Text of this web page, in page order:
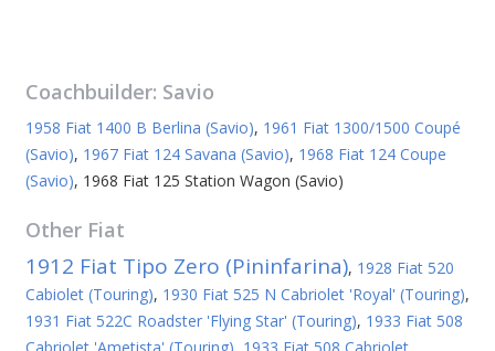
Coachbuilder: Savio
1958 Fiat 1400 B Berlina (Savio), 1961 Fiat 1300/1500 Coupé
(Savio), 1967 Fiat 124 Savana (Savio), 1968 Fiat 124 Coupe
(Savio), 1968 Fiat 125 Station Wagon (Savio)
Other Fiat
1912 Fiat Tipo Zero (Pininfarina), 1928 Fiat 520
Cabiolet (Touring), 1930 Fiat 525 N Cabriolet 'Royal' (Touring),
1931 Fiat 522C Roadster 'Flying Star' (Touring), 1933 Fiat 508